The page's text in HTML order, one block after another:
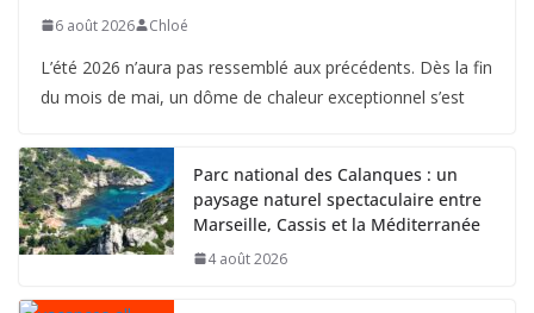
6 août 2026 Chloé
L’été 2026 n’aura pas ressemblé aux précédents. Dès la fin
du mois de mai, un dôme de chaleur exceptionnel s’est
Parc national des Calanques : un
paysage naturel spectaculaire entre
Marseille, Cassis et la Méditerranée
4 août 2026